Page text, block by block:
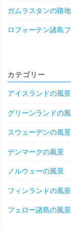
ガムラスタンの路
ロフォーテン諸島
カテゴリー
アイスランドの風景
グリーンランドの
スウェーデンの風景
デンマークの風景
ノルウェーの風景
フィンランドの風景
フェロー諸島の風景